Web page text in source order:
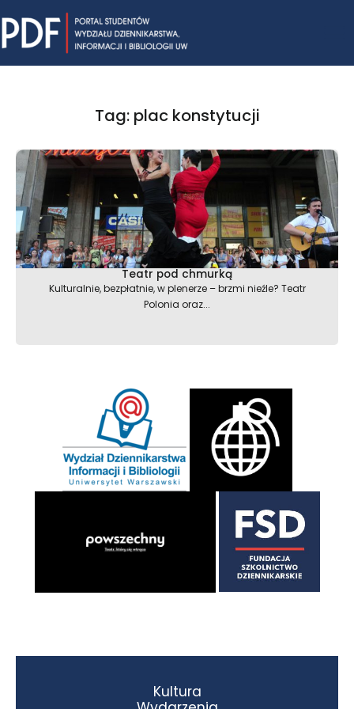
to
content
Tag: plac konstytucji
Teatr pod chmurką
Kulturalnie, bezpłatnie, w plenerze – brzmi nieźle? Teatr
Polonia oraz...
Kultura